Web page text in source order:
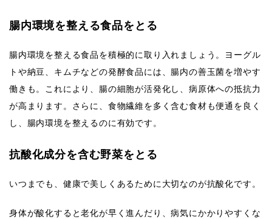
腸内環境を整える食品をとる
腸内環境を整える食品を積極的に取り入れましょう。ヨーグル
トや納豆、キムチなどの発酵食品には、腸内の善玉菌を増やす
働きも。これにより、腸の細胞が活発化し、病原体への抵抗力
が高まります。さらに、食物繊維を多く含む食材も便通を良く
し、腸内環境を整えるのに有効です。
抗酸化成分を含む野菜をとる
いつまでも、健康で美しくあるために大切なのが抗酸化です。
身体が酸化すると老化が早く進んだり、病気にかかりやすくな